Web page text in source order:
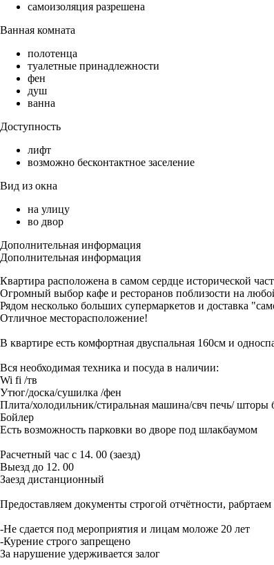
самоизоляция разрешена
Ванная комната
полотенца
туалетные принадлежности
фен
душ
ванна
Доступность
лифт
возможно бесконтактное заселение
Вид из окна
на улицу
во двор
Дополнительная информация
Дополнительная информация
Квартира расположена в самом сердце исторической
Огромный выбор кафе и ресторанов поблизости на
Рядом несколько больших супермаркетов и доставка
Отличное месторасположение!
В квартире есть комфортная двуспальная 160см и
Вся необходимая техника и посуда в наличии:
Wi fi /тв
Утюг/доска/сушилка /фен
Плита/холодильник/стиральная машина/свч печь/ шторы
Бойлер
Есть возможность парковки во дворе под шлакбаумом
Расчетный час с 14. 00 (заезд)
Выезд до 12. 00
Заезд дистанционный
Предоставляем документы строгой отчётности,
-Не сдается под мероприятия и лицам моложе 20 лет
-Курение строго запрещено
За нарушение удерживается залог